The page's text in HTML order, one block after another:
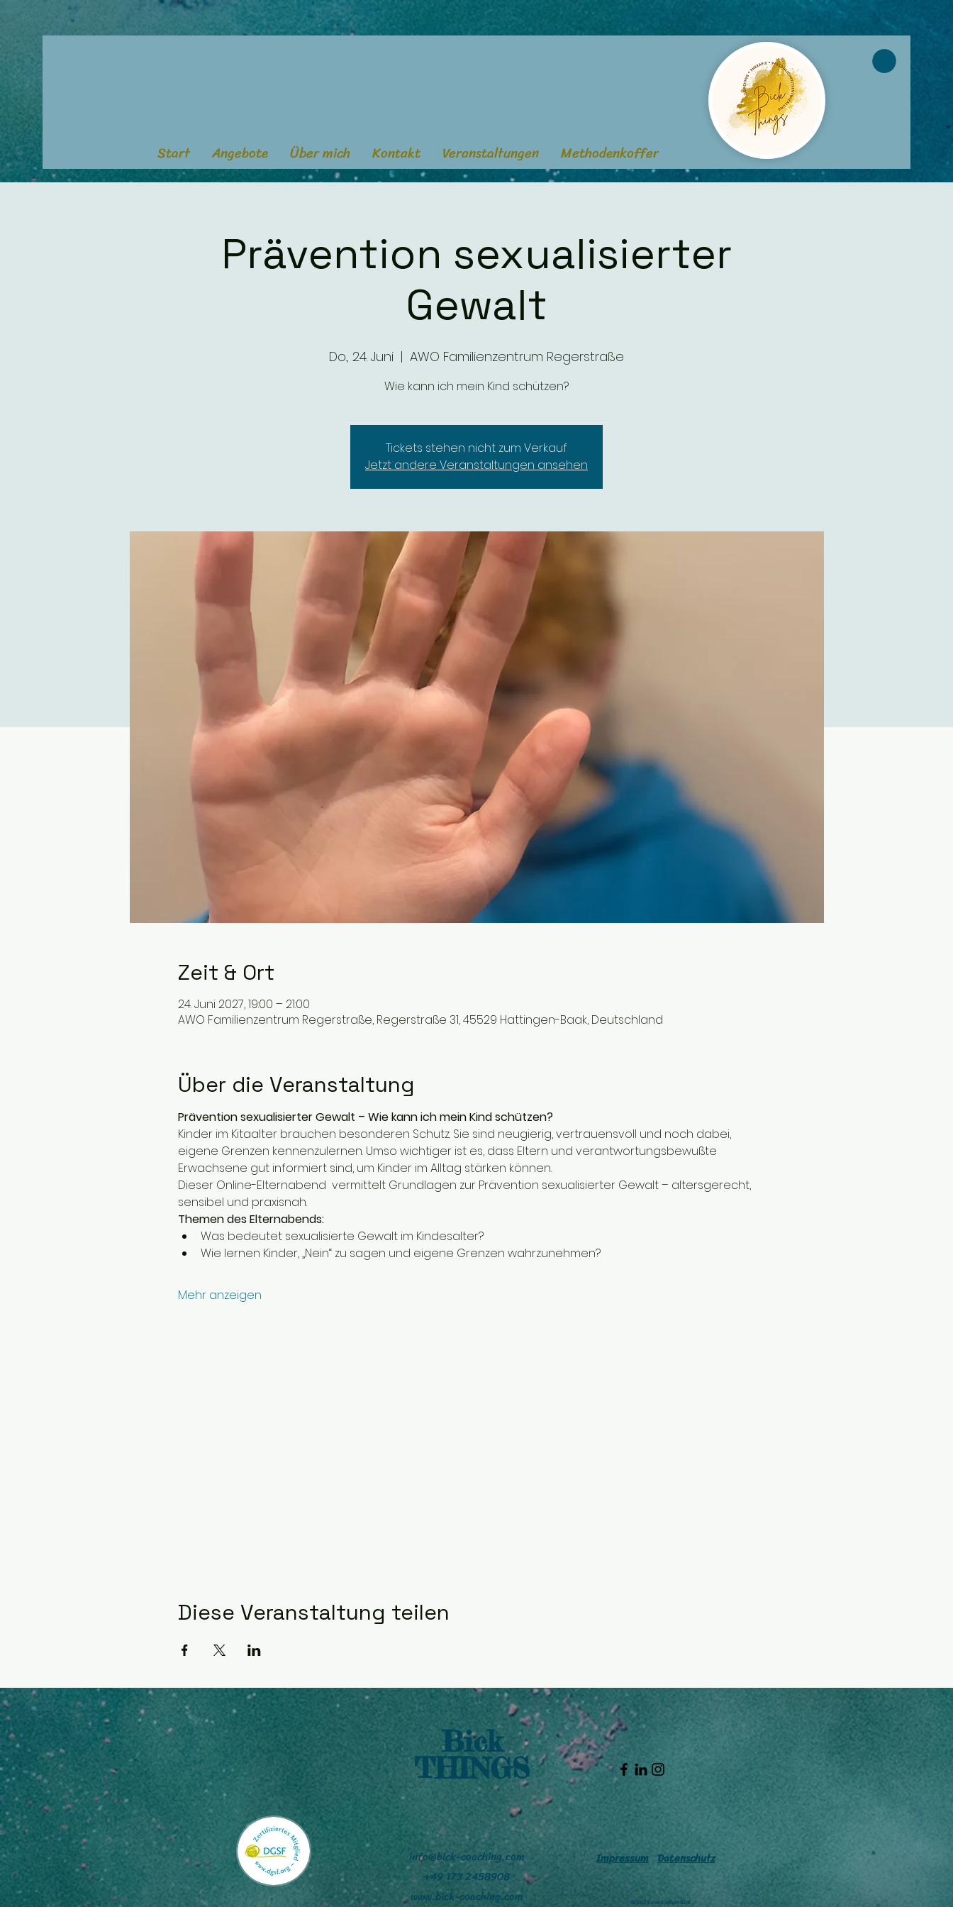
Start Angebote Über mich Kontakt Veranstaltungen Methodenkoffer
Prävention sexualisierter
Gewalt
Do., 24. Juni
  |
AWO Familienzentrum Regerstraße
Wie kann ich mein Kind schützen?
Tickets stehen nicht zum Verkauf
Jetzt andere Veranstaltungen ansehen
Zeit & Ort
24. Juni 2027, 19:00 – 21:00
AWO Familienzentrum Regerstraße, Regerstraße 31, 45529 Hattingen-Baak, Deutschland
Über die Veranstaltung
Prävention sexualisierter Gewalt – Wie kann ich mein Kind schützen?
Kinder im Kitaalter brauchen besonderen Schutz. Sie sind neugierig, vertrauensvoll und noch dabei,
eigene Grenzen kennenzulernen. Umso wichtiger ist es, dass Eltern und verantwortungsbewußte
Erwachsene gut informiert sind, um Kinder im Alltag stärken können.
Dieser Online-Elternabend  vermittelt Grundlagen zur Prävention sexualisierter Gewalt – altersgerecht,
sensibel und praxisnah.
Themen des Elternabends:
Was bedeutet sexualisierte Gewalt im Kindesalter?
Wie lernen Kinder, „Nein“ zu sagen und eigene Grenzen wahrzunehmen?
Mehr anzeigen
Diese Veranstaltung teilen
Bick
THINGS
©2023 von Kathrin Bick
info@bick-coaching.com
+49 1732458908
www.bick-coaching.com
Impressum Datenschutz